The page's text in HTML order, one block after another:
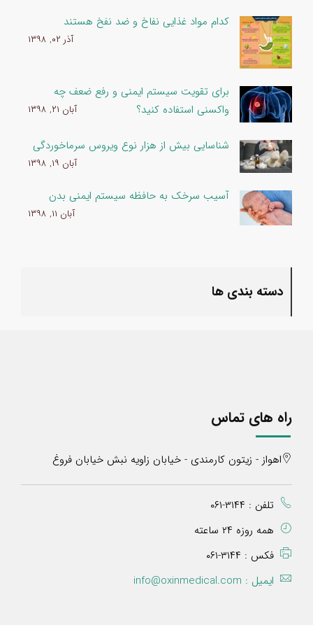
کدام مواد غذایی نفاخ و ضد نفخ هستند
آذر ۰۲, ۱۳۹۸
برای تقویت سیستم ایمنی و رفع ضعف چه
واکسنی استفاده کنید؟
آبان ۲۱, ۱۳۹۸
شناسایی بیش از هزار نوع ویروس سرماخوردگی
آبان ۱۹, ۱۳۹۸
آسیب سرخک به حافظه سیستم ایمنی بدن
آبان ۱۱, ۱۳۹۸
دسته بندی ها
راه های تماس
اهواز - زیتون کارمندی - خیابان زاویه نبش خیابان فروغ
تلفن : ۳۱۴۴-۰۶۱
همه روزه ۲۴ ساعته
فکس : ۳۱۴۴-۰۶۱
ایمیل : info@oxinmedical.com